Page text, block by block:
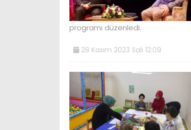
programı düzenledi.
28 Kasım 2023 Salı 12:09